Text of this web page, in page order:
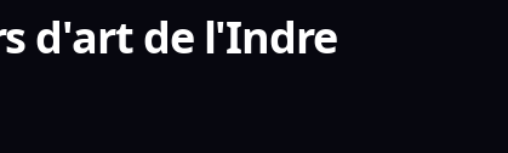
d'art de l'Indre